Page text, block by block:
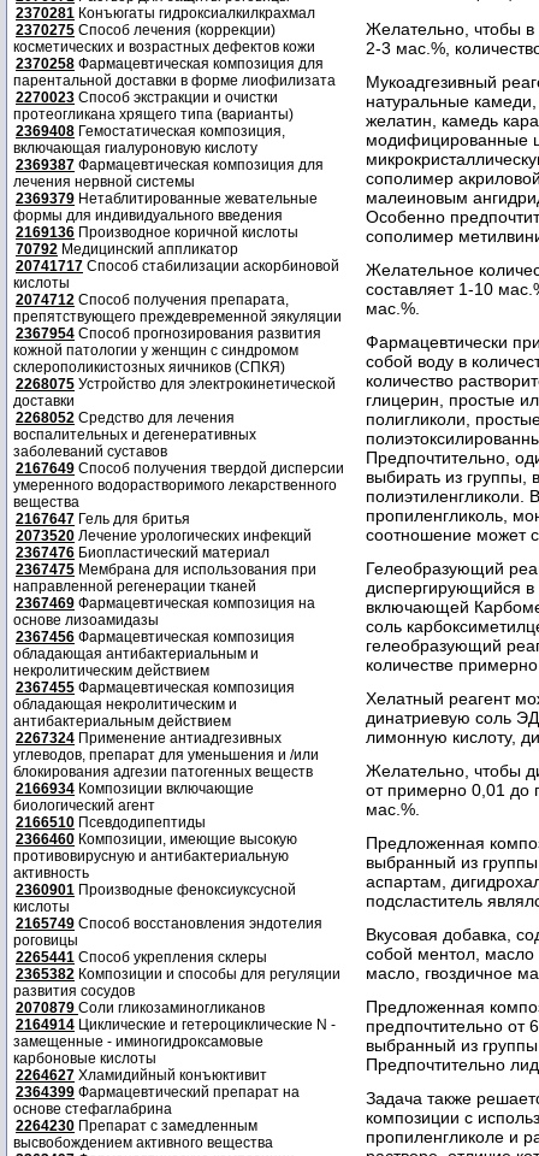
2370281 Конъюгаты гидроксиалкилкрахмал
2370275 Способ лечения (коррекции)
косметических и возрастных дефектов кожи
2370258 Фармацевтическая композиция для
парентальной доставки в форме лиофилизата
2270023 Способ экстракции и очистки
протеогликана хрящего типа (варианты)
2369408 Гемостатическая композиция,
включающая гиалуроновую кислоту
2369387 Фармацевтическая композиция для
лечения нервной системы
2369379 Нетаблитированные жевательные
формы для индивидуального введения
2169136 Производное коричной кислоты
70792 Медицинский аппликатор
20741717 Способ стабилизации аскорбиновой
кислоты
2074712 Способ получения препарата,
препятствующего преждевременной эякуляции
2367954 Способ прогнозирования развития
кожной патологии у женщин с синдромом
склерополикистозных яичников (СПКЯ)
2268075 Устройство для электрокинетической
доставки
2268052 Средство для лечения
воспалительных и дегенеративных
заболеваний суставов
2167649 Способ получения твердой дисперсии
умеренного водорастворимого лекарственного
вещества
2167647 Гель для бритья
2073520 Лечение урологических инфекций
2367476 Биопластический материал
2367475 Мембрана для использования при
направленной регенерации тканей
2367469 Фармацевтическая композиция на
основе лизоамидазы
2367456 Фармацевтическая композиция
обладающая антибактериальным и
некролитическим действием
2367455 Фармацевтическая композиция
обладающая некролитическим и
антибактериальным действием
2267324 Применение антиадгезивных
углеводов, препарат для уменьшения и /или
блокирования адгезии патогенных веществ
2166934 Композиции включающие
биологический агент
2166510 Псевдодипептиды
2366460 Композиции, имеющие высокую
противовирусную и антибактериальную
активность
2360901 Производные феноксиуксусной
кислоты
2165749 Способ восстановления эндотелия
роговицы
2265441 Способ укрепления склеры
2365382 Композиции и способы для регуляции
развития сосудов
2070879 Соли гликозаминогликанов
2164914 Циклические и гетероциклические N -
замещенные - иминогидроксамовые
карбоновые кислоты
2264627 Хламидийный конъюктивит
2364399 Фармацевтический препарат на
основе стефаглабрина
2264230 Препарат с замедленным
высвобождением активного вещества
Желательно, чтобы в
2-3 мас.%,
Мукоадгезивный
натуральные камеди,
желатин, камедь
модифицированные
сополимер
малеиновым
Особенно
сополимер
Желательное
составляет 1-10
мас.%.
Фармацевтически
собой воду в
количество
глицерин, простые
полигликоли,
Предпочтительно,
выбирать из группы,
полиэтиленгликоли.
пропиленгликоль,
соотношение может
Гелеобразующий
диспергирующийся
включающей
соль
гелеобразующий
количестве
Хелатный реагент
динатриевую соль
лимонную кислоту,
Желательно, чтобы
от примерно 0,01 до
мас.%.
Предложенная
выбранный из
аспартам,
подсластитель
Вкусовая добавка,
собой ментол,
масло, гвоздичное
Предложенная
предпочтительно от
выбранный из
Предпочтительно
Задача также
композиции с
пропиленгликоле и